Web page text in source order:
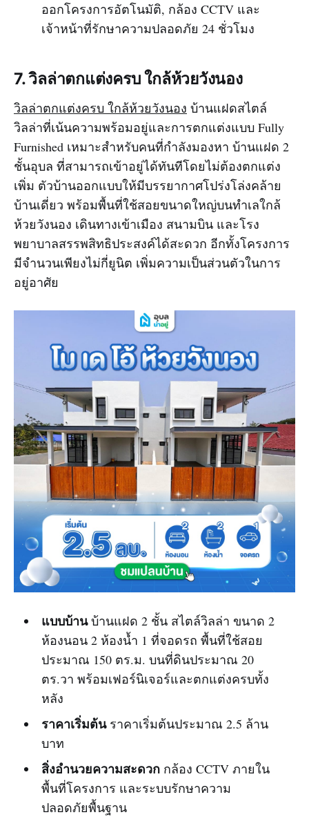
ออกโครงการอัตโนมัติ, กล้อง CCTV และ
เจ้าหน้าที่รักษาความปลอดภัย 24 ชั่วโมง
7. วิลล่าตกแต่งครบ ใกล้ห้วยวังนอง
วิลล่าตกแต่งครบ ใกล้ห้วยวังนอง บ้านแฝดสไตล์
วิลล่าที่เน้นความพร้อมอยู่และการตกแต่งแบบ Fully
Furnished เหมาะสำหรับคนที่กำลังมองหา บ้านแฝด 2
ชั้นอุบล ที่สามารถเข้าอยู่ได้ทันทีโดยไม่ต้องตกแต่ง
เพิ่ม ตัวบ้านออกแบบให้มีบรรยากาศโปร่งโล่งคล้าย
บ้านเดี่ยว พร้อมพื้นที่ใช้สอยขนาดใหญ่บนทำเลใกล้
ห้วยวังนอง เดินทางเข้าเมือง สนามบิน และโรง
พยาบาลสรรพสิทธิประสงค์ได้สะดวก อีกทั้งโครงการ
มีจำนวนเพียงไม่กี่ยูนิต เพิ่มความเป็นส่วนตัวในการ
อยู่อาศัย
แบบบ้านบ้านแฝด 2 ชั้น สไตล์วิลล่า ขนาด 2
ห้องนอน 2 ห้องน้ำ 1 ที่จอดรถ พื้นที่ใช้สอย
ประมาณ 150 ตร.ม. บนที่ดินประมาณ 20
ตร.วา พร้อมเฟอร์นิเจอร์และตกแต่งครบทั้ง
หลัง
ราคาเริ่มต้นราคาเริ่มต้นประมาณ 2.5 ล้าน
บาท
สิ่งอำนวยความสะดวกกล้อง CCTV ภายใน
พื้นที่โครงการ และระบบรักษาความ
ปลอดภัยพื้นฐาน